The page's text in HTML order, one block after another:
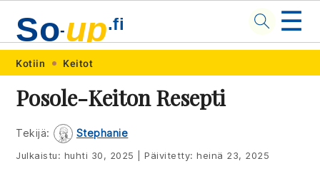
Skip
primary
navigation
Skip
main
content
Skip
primary
sidebar
Skip
footer
So-up.fi ☰
Kotiin Keitot
Posole-Keiton Resepti
Tekijä: Stephanie
Julkaistu: huhti 30, 2025 Päivitetty:heinä 23, 2025